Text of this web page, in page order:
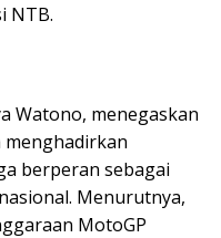
NTB.
Watono, menegaskan
menghadirkan
berperan sebagai
Menurutnya,
MotoGP